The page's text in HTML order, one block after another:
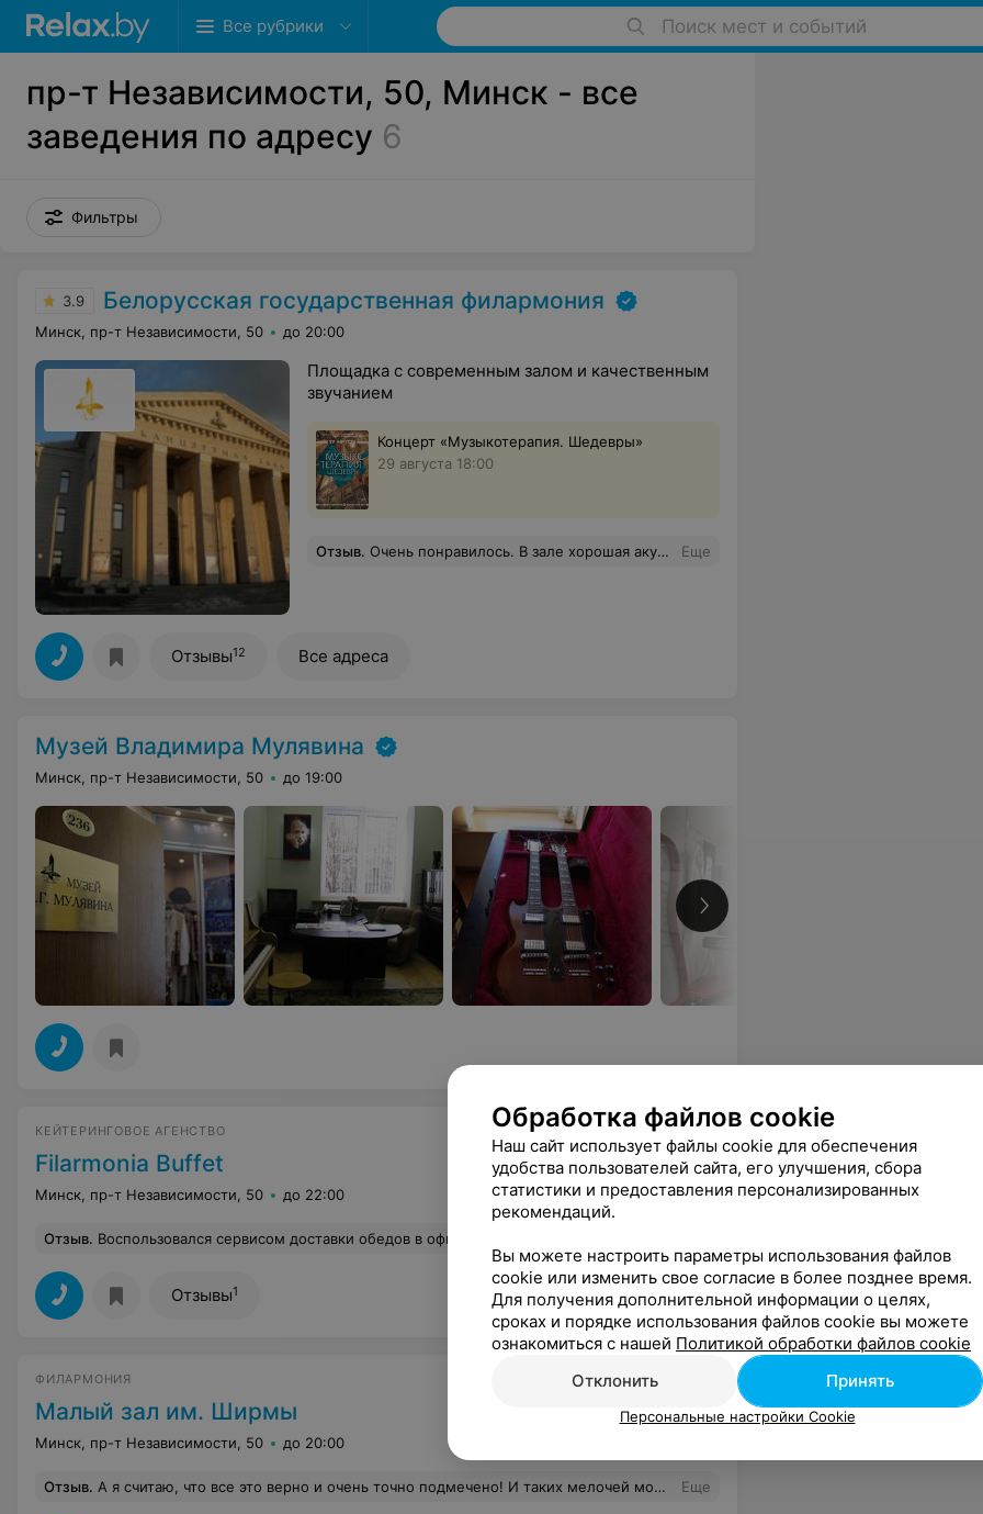
Все рубрики Поиск мест и событий
пр-т Независимости, 50, Минск - все
заведения по адресу 6
Фильтры
3.9 Белорусская государственная филармония
Минск, пр-т Независимости, 50 до 20:00
Площадка с современным залом и качественным
звучанием
Концерт «Музыкотерапия. Шедевры»
29 августа 18:00
Отзыв. Очень понравилось. В зале хорошая акустика. Звук не громкий. Еще
Отзывы12 Все адреса
Музей Владимира Мулявина
Минск, пр-т Независимости, 50 до 19:00
КЕЙТЕРИНГОВОЕ АГЕНСТВО
Filarmonia Buffet
Минск, пр-т Независимости, 50 до 22:00
Отзыв. Воспользовался сервисом доставки обедов в офис. Очень приятное впечатление, вкусная еда, достаточно простая и домашняя, хорошая цена, всё в индивидуальных термобоксах. Все остались довольны!
Отзывы1
ФИЛАРМОНИЯ
Малый зал им. Ширмы
Минск, пр-т Независимости, 50 до 20:00
Отзыв. А я считаю, что все это верно и очень точно подмечено! И таких мелочей можно накопать тысячу. Еще
Обработка файлов cookie
Наш сайт использует файлы cookie для обеспечения
удобства пользователей сайта, его улучшения, сбора
статистики и предоставления персонализированных
рекомендаций.
Вы можете настроить параметры использования файлов
cookie или изменить свое согласие в более позднее время.
Для получения дополнительной информации о целях,
сроках и порядке использования файлов cookie вы можете
ознакомиться с нашей Политикой обработки файлов cookie
Отклонить
Принять
Персональные настройки Cookie